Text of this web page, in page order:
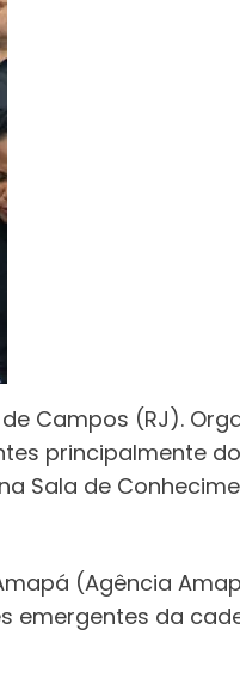
Campos (RJ).
principalmente
Sala de
(Agência
emergentes da